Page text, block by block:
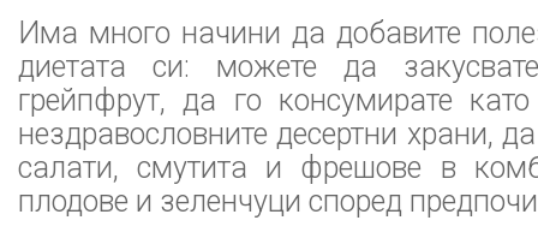
Има много начини да добавите
диетата си: можете да
грейпфрут, да го консумирате
нездравословните десертни храни,
салати, смутита и фрешове в
плодове и зеленчуци според